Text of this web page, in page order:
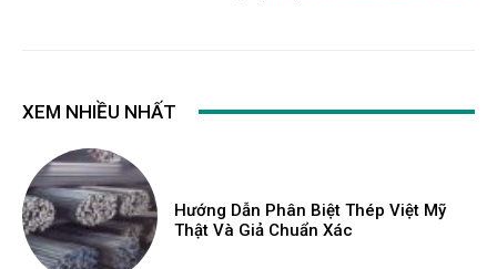
XEM NHIỀU NHẤT
Hướng Dẫn Phân Biệt Thép Việt Mỹ
Thật Và Giả Chuẩn Xác